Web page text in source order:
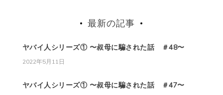
最新の記事
ヤバイ人シリーズ① 〜叔母に騙された話 ＃48〜
2022年5月11日
ヤバイ人シリーズ① 〜叔母に騙された話 ＃47〜